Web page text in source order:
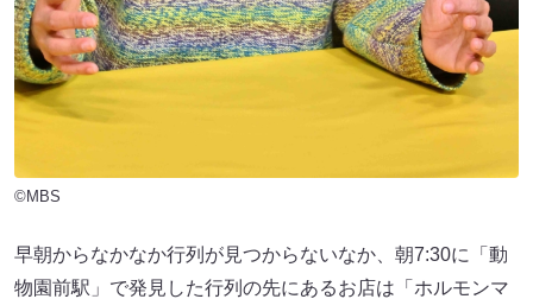
©MBS
早朝からなかなか行列が見つからないなか、朝7:30に「動
物園前駅」で発見した行列の先にあるお店は「ホルモンマ